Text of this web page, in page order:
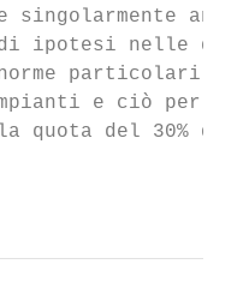
singolarmente
ipotesi nelle
particolari
e ciò per
quota del 30%